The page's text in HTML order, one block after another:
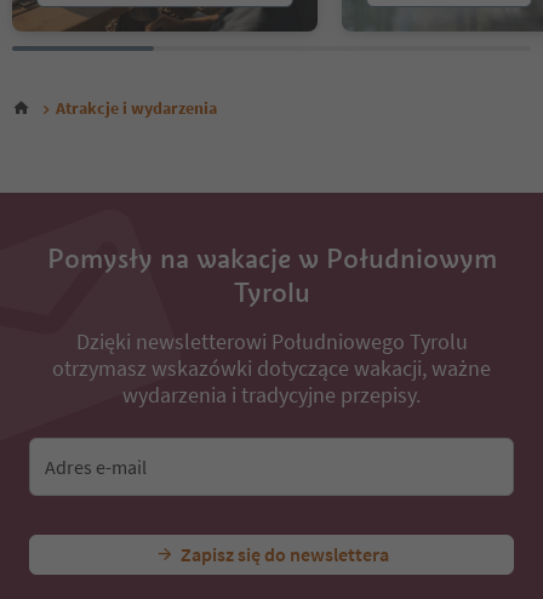
Atrakcje i wydarzenia
Pomysły na wakacje w Południowym
Tyrolu
Dzięki newsletterowi Południowego Tyrolu
otrzymasz wskazówki dotyczące wakacji, ważne
wydarzenia i tradycyjne przepisy.
Adres e-mail
Zapisz się do newslettera